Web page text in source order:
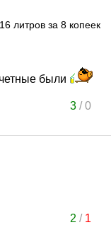
литров за 8 копеек
были
3/0
2 / 1